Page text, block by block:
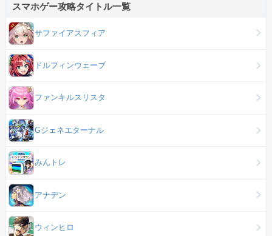
スマホゲー攻略タイトル一覧
サファイアスフィア
ドルフィンウェーブ
ファンキルスリスタ
Gジェネエターナル
みんトレ
アナデン
ウィンヒロ